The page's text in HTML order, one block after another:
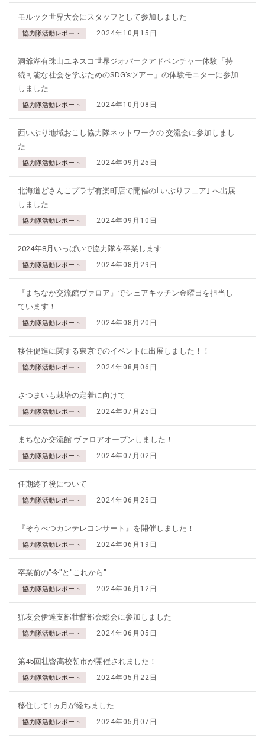
モルック世界大会にスタッフとして参加しました
協力隊活動レポート 2024年10月15日
洞爺湖有珠山ユネスコ世界ジオパークアドベンチャー体験「持
続可能な社会を学ぶためのSDG'sツアー」の体験モニターに参加
しました
協力隊活動レポート 2024年10月08日
西いぶり地域おこし協力隊ネットワークの 交流会に参加しまし
た
協力隊活動レポート 2024年09月25日
北海道どさんこプラザ有楽町店で開催の｢いぶりフェア｣ へ出展
しました
協力隊活動レポート 2024年09月10日
2024年8月いっぱいで協力隊を卒業します
協力隊活動レポート 2024年08月29日
『まちなか交流館ヴァロア』でシェアキッチン金曜日を担当し
ています！
協力隊活動レポート 2024年08月20日
移住促進に関する東京でのイベントに出展しました！！
協力隊活動レポート 2024年08月06日
さつまいも栽培の定着に向けて
協力隊活動レポート 2024年07月25日
まちなか交流館 ヴァロアオープンしました！
協力隊活動レポート 2024年07月02日
任期終了後について
協力隊活動レポート 2024年06月25日
『そうべつカンテレコンサート』を開催しました！
協力隊活動レポート 2024年06月19日
卒業前の"今"と"これから"
協力隊活動レポート 2024年06月12日
猟友会伊達支部壮瞥部会総会に参加しました
協力隊活動レポート 2024年06月05日
第45回壮瞥高校朝市が開催されました！
協力隊活動レポート 2024年05月22日
移住して1ヵ月が経ちました
協力隊活動レポート 2024年05月07日